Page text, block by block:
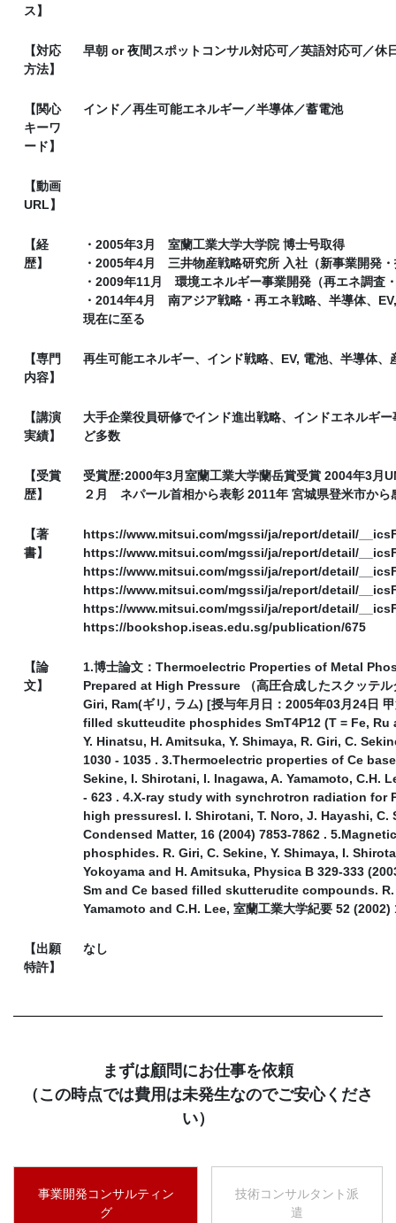
ス】
【対応
方法】
早朝 or 夜間スポットコンサル対応可／英語対応可／休
【関心
キーワ
ード】
インド／再生可能エネルギー／半導体／蓄電池
【動画
URL】
【経
歴】
・2005年3月 室蘭工業大学大学院 博士号取得
・2005年4月 三井物産戦略研究所 入社（新事業開発
・2009年11月 環境エネルギー事業開発（再エネ調査
・2014年4月 南アジア戦略・再エネ戦略、半導体、
現在に至る
【専門
内容】
再生可能エネルギー、インド戦略、EV, 電池、半導体、
【講演
実績】
大手企業役員研修でインド進出戦略、インドエネルギ
ど多数
【受賞
歴】
受賞歴:2000年3月室蘭工業大学蘭岳賞受賞 2004年3月
２月 ネパール首相から表彰 2011年 宮城県登米市から
【著
書】
https://www.mitsui.com/mgssi/ja/report/detail/
https://www.mitsui.com/mgssi/ja/report/detail/
https://www.mitsui.com/mgssi/ja/report/detail/
https://www.mitsui.com/mgssi/ja/report/detail/
https://www.mitsui.com/mgssi/ja/report/detail/
https://bookshop.iseas.edu.sg/publication/675
【論
文】
1.博士論文：Thermoelectric Properties of Metal
Prepared at High Pressure （高圧合成したスクッテ
Giri, Ram(ギリ, ラム) [授与年月日：2005年03月24
filled skutteudite phosphides SmT4P12 (T = Fe, Ru
Y. Hinatsu, H. Amitsuka, Y. Shimaya, R. Giri, C.
1030 - 1035 . 3.Thermoelectric properties of Ce
Sekine, I. Shirotani, I. Inagawa, A. Yamamoto, C.H.
- 623 . 4.X-ray study with synchrotron radiation for
high pressuresI. I. Shirotani, T. Noro, J. Hayashi, C.
Condensed Matter, 16 (2004) 7853-7862 .
phosphides. R. Giri, C. Sekine, Y. Shimaya, I.
Yokoyama and H. Amitsuka, Physica B 329-333
Sm and Ce based filled skutterudite compounds.
Yamamoto and C.H. Lee, 室蘭工業大学紀要 52 (2002)
【出願
特許】
なし
まずは顧問にお仕事を依頼
（この時点では費用は未発生なのでご安心くださ
い）
事業開発コンサルティン
グ
技術コンサルタント派
遣